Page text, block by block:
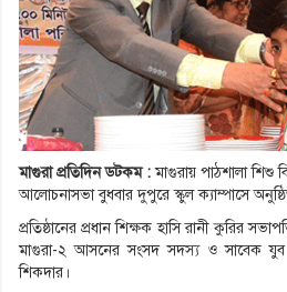
মাগুরা প্রতিদিন ডটকম :মাগুরায় পাঠশালা শিশু
আলোচনাসভা বুধবার দুপুরে স্কুল ক্যাম্পাসে
প্রতিষ্ঠানের প্রধান শিক্ষক হাসি রানী কুরির
মাগুরা-২ আসনের সংসদ সদস্য ও সাবেক যুব ও
শিকদার।